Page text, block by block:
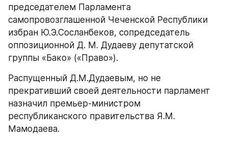
председателем Парламента
самопровозглашенной Чеченской Республики
избран Ю.Э.Сосланбеков, сопредседатель
оппозиционной Д. М. Дудаеву депутатской
группы «Бако» («Право»).
Распущенный Д.М.Дудаевым, но не
прекративший своей деятельности парламент
назначил премьер-министром
республиканского правительства Я.М.
Мамодаева.